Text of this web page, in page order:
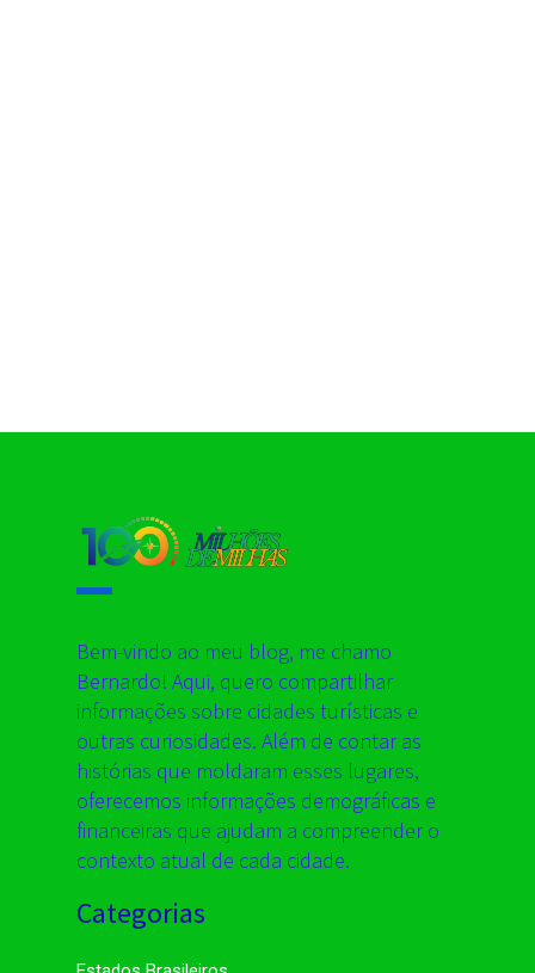
Bem-vindo ao meu blog, me chamo
Bernardo! Aqui, quero compartilhar
informações sobre cidades turísticas e
outras curiosidades. Além de contar as
histórias que moldaram esses lugares,
oferecemos informações demográficas e
financeiras que ajudam a compreender o
contexto atual de cada cidade.
Categorias